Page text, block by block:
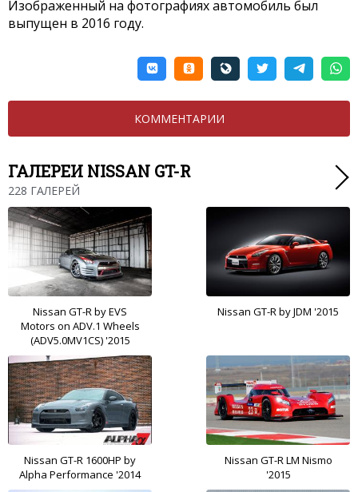
Изображенный на фотографиях автомобиль был
выпущен в 2016 году.
КОММЕНТАРИИ
ГАЛЕРЕИ NISSAN GT-R
228 ГАЛЕРЕЙ
Nissan GT-R by EVS
Motors on ADV.1 Wheels
(ADV5.0MV1CS) '2015
Nissan GT-R by JDM '2015
Nissan GT-R 1600HP by
Alpha Performance '2014
Nissan GT-R LM Nismo
'2015